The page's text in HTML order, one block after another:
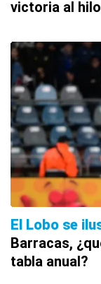
victoria al hilo
El Lobo se
Barracas,
tabla anual?